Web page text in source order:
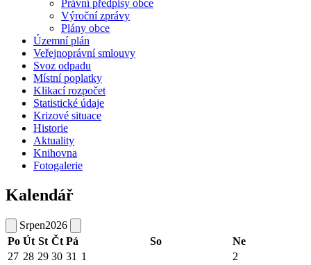
Právní předpisy obce
Výroční zprávy
Plány obce
Územní plán
Veřejnoprávní smlouvy
Svoz odpadu
Místní poplatky
Klikací rozpočet
Statistické údaje
Krizové situace
Historie
Aktuality
Knihovna
Fotogalerie
Kalendář
Srpen2026
Po Út St Čt Pá So
Ne
27 28 29 30 31 1 2